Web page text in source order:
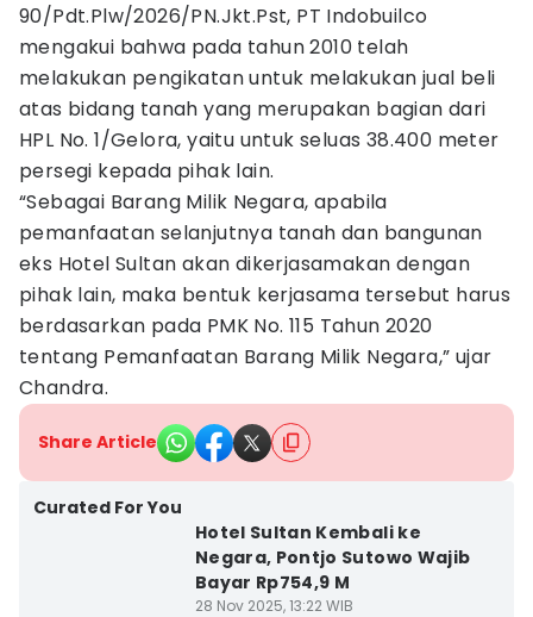
90/Pdt.Plw/2026/PN.Jkt.Pst, PT Indobuilco
mengakui bahwa pada tahun 2010 telah
melakukan pengikatan untuk melakukan jual beli
atas bidang tanah yang merupakan bagian dari
HPL No. 1/Gelora, yaitu untuk seluas 38.400 meter
persegi kepada pihak lain.
“Sebagai Barang Milik Negara, apabila
pemanfaatan selanjutnya tanah dan bangunan
eks Hotel Sultan akan dikerjasamakan dengan
pihak lain, maka bentuk kerjasama tersebut harus
berdasarkan pada PMK No. 115 Tahun 2020
tentang Pemanfaatan Barang Milik Negara,” ujar
Chandra.
Share Article
Curated For You
Hotel Sultan Kembali ke
Negara, Pontjo Sutowo Wajib
Bayar Rp754,9 M
28 Nov 2025, 13:22 WIB